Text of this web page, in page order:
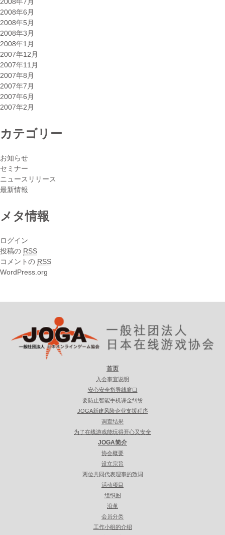
2008年6月
2008年5月
2008年3月
2008年1月
2007年12月
2007年11月
2007年8月
2007年7月
2007年6月
2007年2月
カテゴリー
お知らせ
セミナー
ニュースリリース
最新情報
メタ情報
ログイン
投稿の RSS
コメントの RSS
WordPress.org
首页
入会事宜说明
安心安全指导线窗口
要防止智能手机课金纠纷
JOGA新建风险企业支援程序
调查结果
为了在线游戏能玩得开心又安全
JOGA简介
协会概要
设立宗旨
两位共同代表理事的致词
活动项目
组织图
沿革
会员分类
工作小组的介绍